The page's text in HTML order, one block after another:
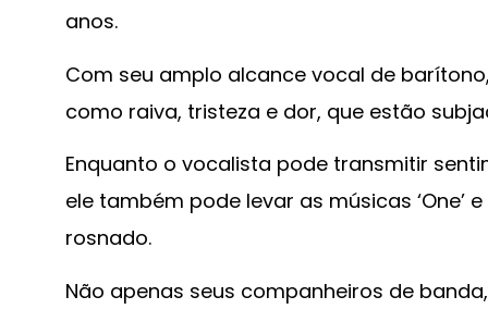
anos.
Com seu amplo alcance vocal de
como raiva, tristeza e dor, que estão
Enquanto o vocalista pode transmitir
ele também pode levar as músicas ‘One’
rosnado.
Não apenas seus companheiros de